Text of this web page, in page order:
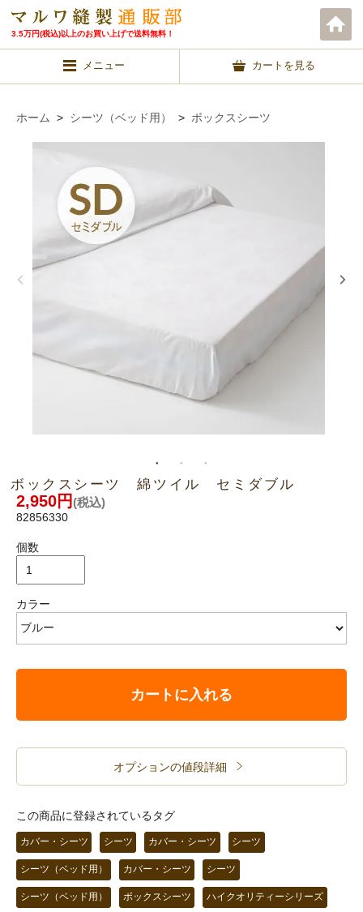
3.5万円(税込)以上のお買い上げで送料無料！
メニュー カートを見る
ホーム > シーツ（ベッド用） > ボックスシーツ
ボックスシーツ 綿ツイル セミダブル
2,950円(税込)
82856330
個数
カラー
カートに入れる
オプションの値段詳細
この商品に登録されているタグ
カバー・シーツ シーツ カバー・シーツ シーツ
シーツ（ベッド用） カバー・シーツ シーツ
シーツ（ベッド用） ボックスシーツ ハイクオリティーシリーズ